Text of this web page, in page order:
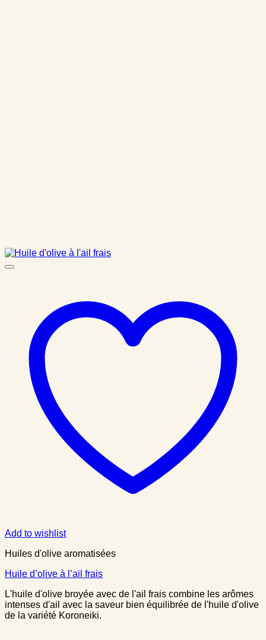
Add to wishlist
Huiles d'olive aromatisées
Huile d’olive à l’ail frais
L'huile d'olive broyée avec de l'ail frais combine les arômes
intenses d'ail avec la saveur bien équilibrée de l'huile d'olive
de la variété Koroneiki.